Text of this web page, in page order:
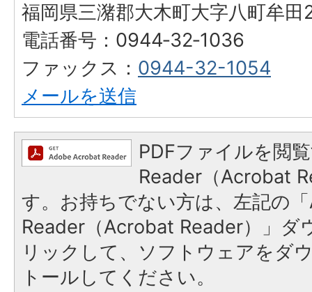
福岡県三潴郡大木町大字八町牟
電話番号：0944‐32‐1036
ファックス： 0944-32-1054
メールを送信
PDFファイルを閲
Reader（Acrobat
す。お持ちでない方は、左記の
Reader（Acrobat Reader）」ダ
リックして、ソフトウェアをダ
トールしてください。